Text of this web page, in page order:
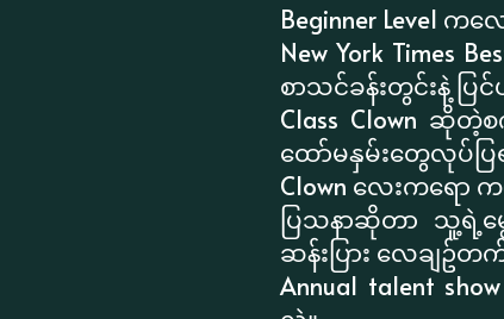
Beginner Level က
New York Times
စာသင်ခန်းတွင်းနဲ့ ပြ
Class Clown ဆို
ထော်မနှမ်းတွေလုပ်ပြရ
Clown လေးကရော
ပြသနာဆိုတာ သူ့ရဲ့မွေ
ဆန်းပြား လေချဥ်
Annual talent